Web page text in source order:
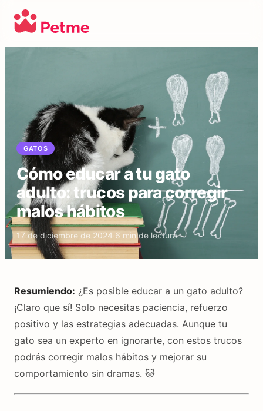
GATOS
Cómo educar a tu gato
adulto: trucos para corregir
malos hábitos
17 de diciembre de 2024·6 min de lectura
Resumiendo: ¿Es posible educar a un gato adulto?
¡Claro que sí! Solo necesitas paciencia, refuerzo
positivo y las estrategias adecuadas. Aunque tu
gato sea un experto en ignorarte, con estos trucos
podrás corregir malos hábitos y mejorar su
comportamiento sin dramas. 🐱